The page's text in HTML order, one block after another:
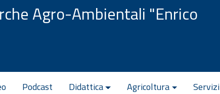
Agro-Ambientali "Enrico
Podcast Didattica Agricoltura Servizi